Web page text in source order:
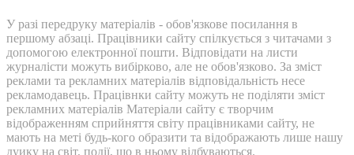
У разі передруку матеріалів - обов'язкове посилання в
першому абзаці. Працівники сайту спілкується з читачами з
допомогою електронної пошти. Відповідати на листи
журналісти можуть вибірково, але не обов'язково. За зміст
реклами та рекламних матеріалів відповідальність несе
рекламодавець. Працівнки сайту можуть не поділяти зміст
рекламних матеріалів Матеріали сайту є творчим
відображенням сприйняття світу працівниками сайту, не
мають на меті будь-кого образити та відображають лише нашу
дуику на світ, події, що в ньому відбуваються.